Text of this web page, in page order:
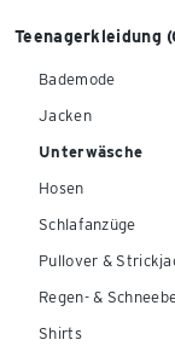
Teenagerkleidung
Bademode
Jacken
Unterwäsche
Hosen
Schlafanzüge
Pullover &
Regen- &
Shirts